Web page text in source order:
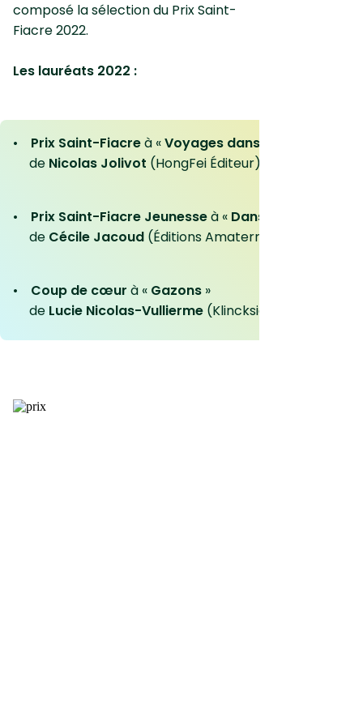
composé la sélection du Prix Saint-
Fiacre 2022.
Les lauréats 2022 :
• Prix Saint-Fiacreà «Voyages dans mon jardin
de Nicolas Jolivot (HongFei Éditeur)
• Prix Saint-Fiacre Jeunesseà « Dans le Secret des
de Cécile Jacoud (Éditions Amaterra)
• Coup de cœur à « Gazons »
de Lucie Nicolas-Vullierme (Klincksieck Éditions)